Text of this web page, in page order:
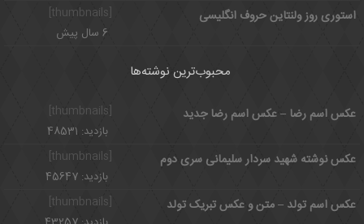
استوری روز ولنتاین حروف انگلیسی
6 سال پیش
محبوب‌ترین نوشته‌ها
عکس اسم رضا – عکس اسم رضا جدید
بازدید: 48531
[thumbnails]
عکس نوشته شهید سردار سلیمانی سری دوم
بازدید: 45647
عکس اسم تولد – متن و عکس تبریک تولد